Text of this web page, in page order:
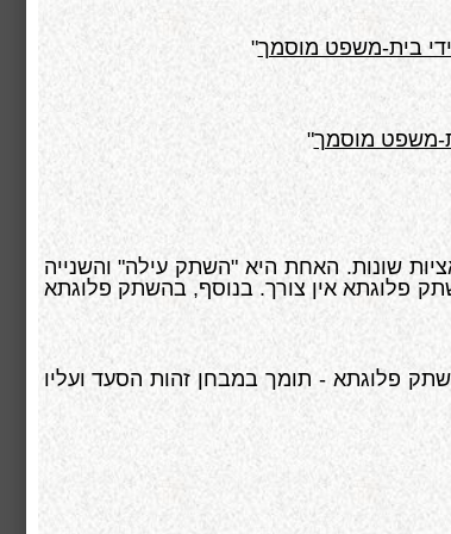
בית-משפט מוסמך"
משפט מוסמך"
שונות. האחת היא "השתק עילה" והשנייה
פלוגתא אין צורך. בנוסף, בהשתק פלוגתא
פלוגתא - תומך במבחן זהות הסעד ועליו